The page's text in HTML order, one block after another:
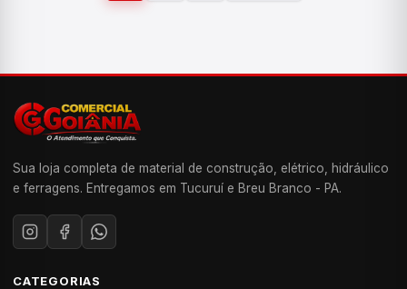
Sua loja completa de material de construção, elétrico, hidráulico
e ferragens. Entregamos em Tucuruí e Breu Branco - PA.
CATEGORIAS